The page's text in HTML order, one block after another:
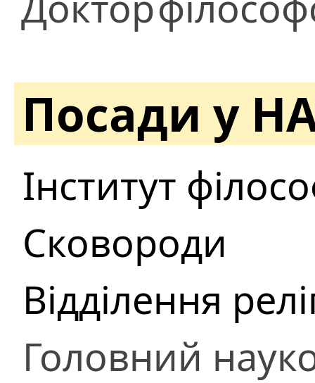
Посади у
Інститут
Сковороди
Відділення
Головний